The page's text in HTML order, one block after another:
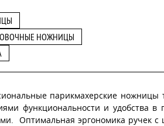
НОЖНИЦЫ
парикмахерские ножницы
функциональности и удобства в
Оптимальная эргономика ручек с